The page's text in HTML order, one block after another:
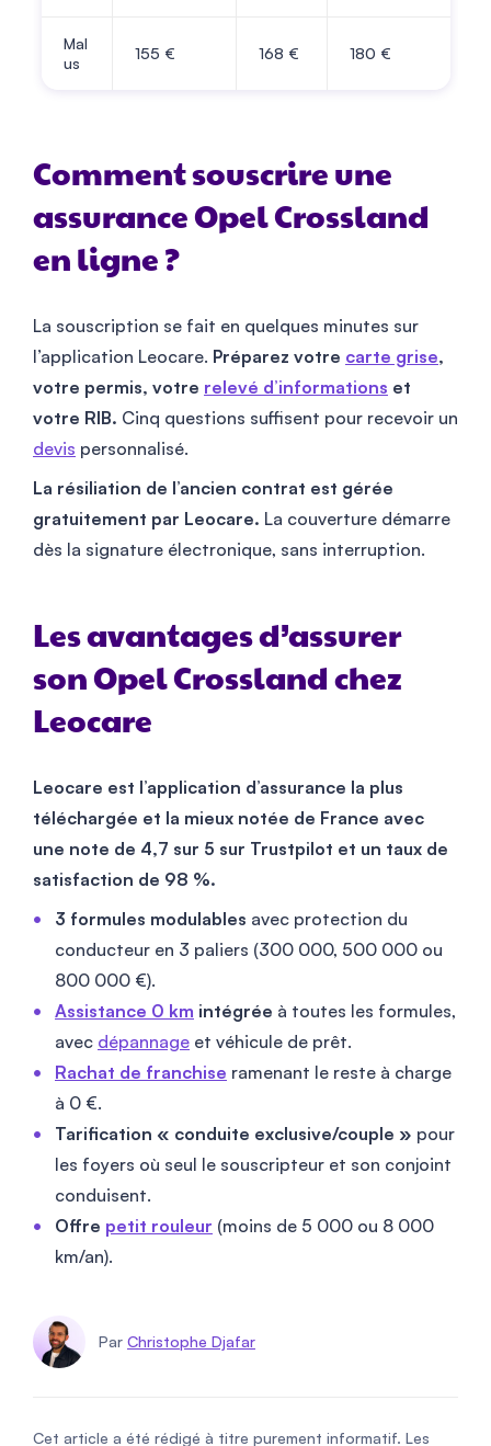
Mal
us
155 € 168 € 180 €
Comment souscrire une
assurance Opel Crossland
en ligne ?
La souscription se fait en quelques minutes sur
l’application Leocare. Préparez votre carte grise,
votre permis, votre relevé d’informations et
votre RIB. Cinq questions suffisent pour recevoir un
devis personnalisé.
La résiliation de l’ancien contrat est gérée
gratuitement par Leocare. La couverture démarre
dès la signature électronique, sans interruption.
Les avantages d’assurer
son Opel Crossland chez
Leocare
Leocare est l’application d’assurance la plus
téléchargée et la mieux notée de France avec
une note de 4,7 sur 5 sur Trustpilot et un taux de
satisfaction de 98 %.
3 formules modulables avec protection du
conducteur en 3 paliers (300 000, 500 000 ou
800 000 €).
Assistance 0 km intégrée à toutes les formules,
avec dépannage et véhicule de prêt.
Rachat de franchise ramenant le reste à charge
à 0 €.
Tarification « conduite exclusive/couple » pour
les foyers où seul le souscripteur et son conjoint
conduisent.
Offre petit rouleur (moins de 5 000 ou 8 000
km/an).
Par Christophe Djafar
Cet article a été rédigé à titre purement informatif. Les